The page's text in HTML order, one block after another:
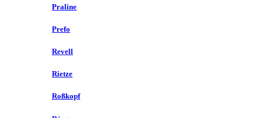
Praline
Prefo
Revell
Rietze
Roßkopf